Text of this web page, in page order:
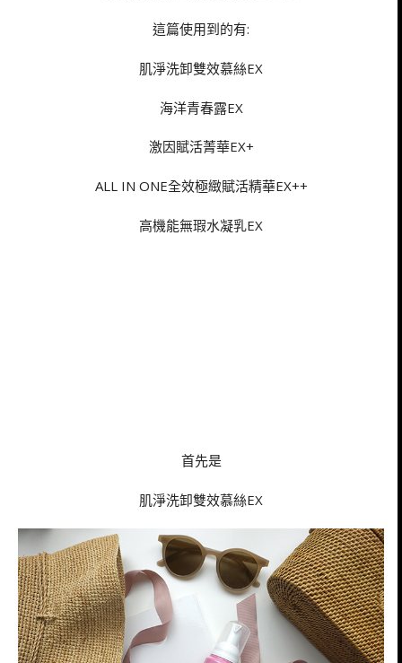
這篇使用到的有:
肌淨洗卸雙效慕絲EX
海洋青春露EX
激因賦活菁華EX+
ALL IN ONE全效極緻賦活精華EX++
高機能無瑕水凝乳EX
首先是
肌淨洗卸雙效慕絲EX